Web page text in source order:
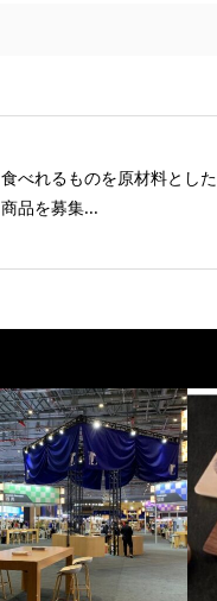
食べれるものを原材料とした
商品を募集...